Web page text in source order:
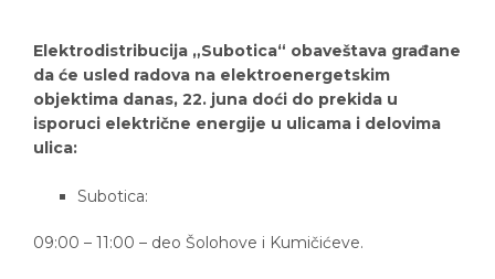
Elektrodistribucija „Subotica“ obaveštava građane
da će usled radova na elektroenergetskim
objektima danas, 22. juna doći do prekida u
isporuci električne energije u ulicama i delovima
ulica:
Subotica:
09:00 – 11:00 – deo Šolohove i Kumičićeve.